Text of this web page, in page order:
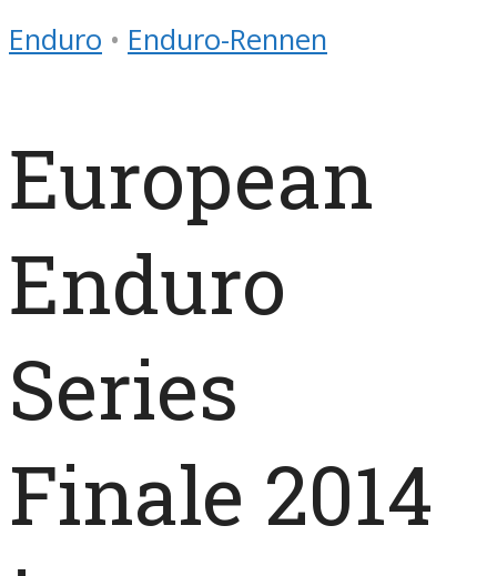
Enduro • Enduro-Rennen
European
Enduro
Series
Finale 2014